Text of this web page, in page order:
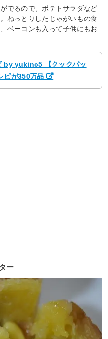
でるので、ポテトサラダなど
ねっとりしたじゃがいもの食
ベーコンも入って子供にもお
by yukino5 【クックパッ
ピが350万品
ー